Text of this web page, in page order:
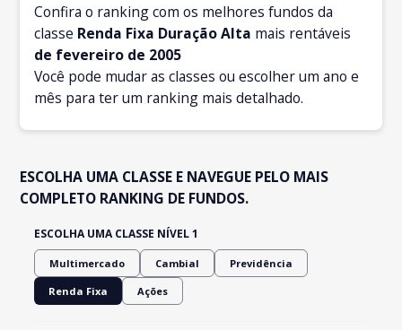
Confira o ranking com os melhores fundos da
classe Renda Fixa Duração Alta mais rentáveis
de fevereiro de 2005
Você pode mudar as classes ou escolher um ano e
mês para ter um ranking mais detalhado.
ESCOLHA UMA CLASSE E NAVEGUE PELO MAIS
COMPLETO RANKING DE FUNDOS.
ESCOLHA UMA CLASSE NÍVEL 1
Multimercado Cambial Previdência
Renda Fixa Ações